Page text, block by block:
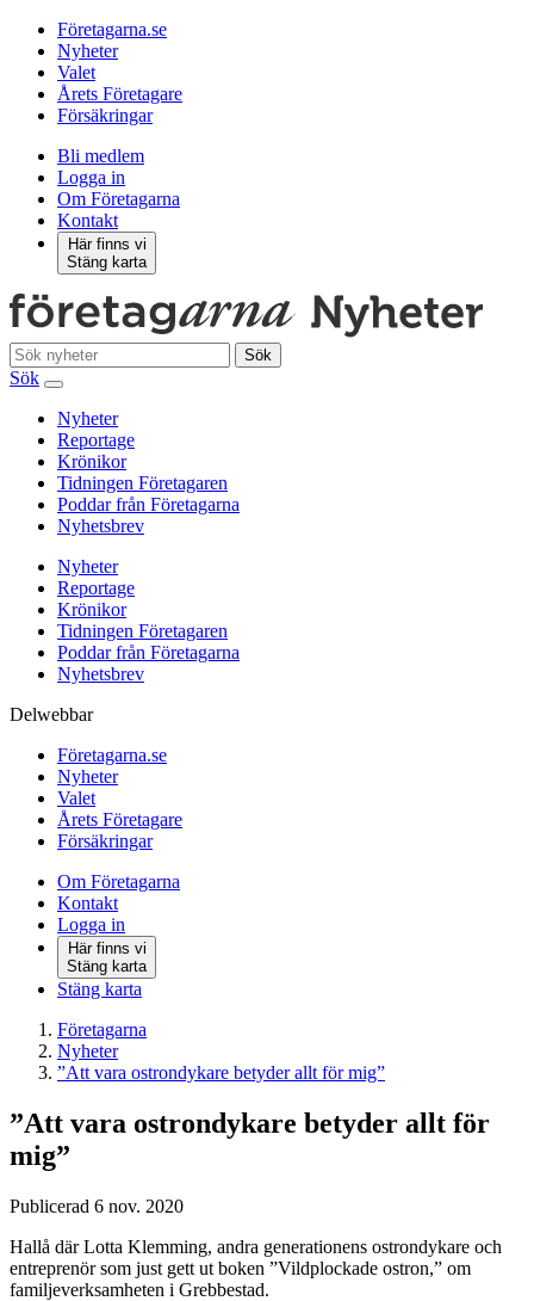
Företagarna.se
Nyheter
Valet
Årets Företagare
Försäkringar
Bli medlem
Logga in
Om Företagarna
Kontakt
Här finns vi
Stäng karta
Sök
Sök
Nyheter
Reportage
Krönikor
Tidningen Företagaren
Poddar från Företagarna
Nyhetsbrev
Nyheter
Reportage
Krönikor
Tidningen Företagaren
Poddar från Företagarna
Nyhetsbrev
Delwebbar
Företagarna.se
Nyheter
Valet
Årets Företagare
Försäkringar
Om Företagarna
Kontakt
Logga in
Här finns vi
Stäng karta
Stäng karta
Företagarna
Nyheter
”Att vara ostrondykare betyder allt för mig”
”Att vara ostrondykare betyder allt för
mig”
Publicerad 6 nov. 2020
Hallå där Lotta Klemming, andra generationens ostrondykare och
entreprenör som just gett ut boken ”Vildplockade ostron,” om
familjeverksamheten i Grebbestad.